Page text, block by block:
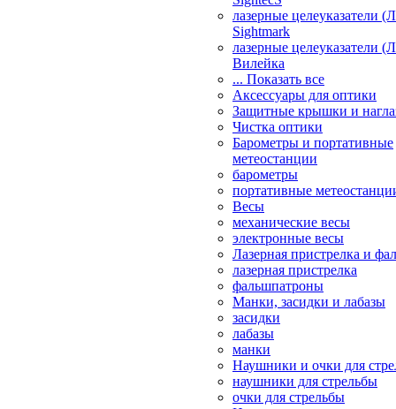
лазерные целеуказатели
Sightmark
лазерные целеуказатели
Вилейка
... Показать все
Аксессуары для оптики
Защитные крышки и
Чистка оптики
Барометры и портативные
метеостанции
барометры
портативные
Весы
механические весы
электронные весы
Лазерная пристрелка и
лазерная пристрелка
фальшпатроны
Манки, засидки и лабазы
засидки
лабазы
манки
Наушники и очки для
наушники для стрельбы
очки для стрельбы